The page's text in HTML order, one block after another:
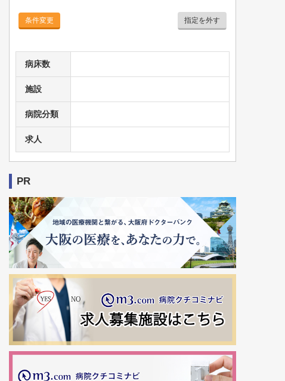
条件変更 指定を外す
病床数
施設
病院分類
求人
PR